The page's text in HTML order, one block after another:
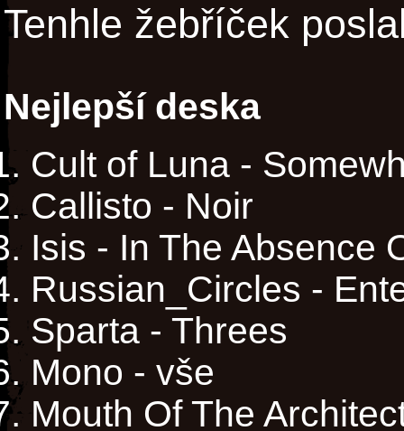
Tenhle žebříček
Nejlepší deska
Cult of Luna -
Callisto - Noir
Isis - In The Absence
Russian_Circles -
Sparta - Threes
Mono - vše
Mouth Of The